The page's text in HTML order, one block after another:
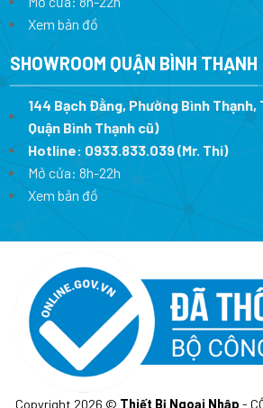
Xem bản đồ
SHOWROOM QUẬN BÌNH THẠNH
144 Bạch Đằng, Phường Bình Thạnh,
Quận Bình Thạnh cũ)
Hotline: 0933.833.039(Mr. Thi)
Mở cửa: 8h-22h
Xem bản đồ
Copyright 2026 © Thiết Bị Ngoại Nhập -